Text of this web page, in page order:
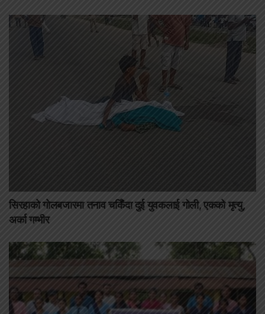
सिरहाको गोलबजारमा तनाव चर्किँदा दुई युवकलाई गोली, एकको मृत्यु,
अर्का गम्भीर